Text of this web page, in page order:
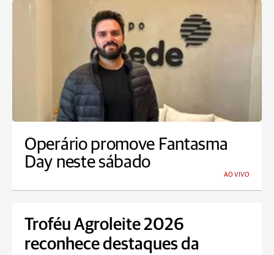
Operário promove Fantasma
Day neste sábado
AO VIVO
Troféu Agroleite 2026
reconhece destaques da